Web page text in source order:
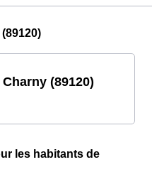
(89120)
les habitants de